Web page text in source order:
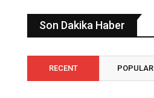
Son Dakika Haber
RECENT POPULAR